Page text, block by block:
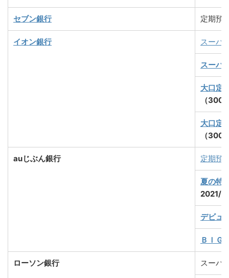
セブン銀行 定期預
イオン銀行 スーパ
スーパ
大口定
（
大口定
（
auじぶん銀行 定期預
夏の特
2021/
デビュ
ＢＩＧ
ローソン銀行 スーパ